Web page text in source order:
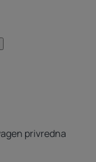
privredna